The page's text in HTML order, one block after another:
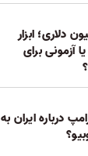
دلاری؛ ابزار
آزمونی برای
درباره ایران به